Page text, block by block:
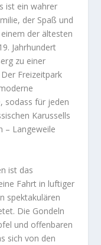
ist ein wahrer
der Spaß und
der ältesten
Jahrhundert
zu einer
Freizeitpark
sodass für jeden
Karussells
– Langeweile
ist das
Fahrt in luftiger
spektakulären
Die Gondeln
und offenbaren
sich von den